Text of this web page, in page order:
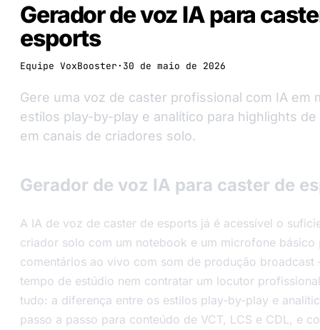
Gerador de voz IA para
esports
Equipe VoxBooster · 30 de maio de 2026
Gere uma voz de caster profissional com IA em
estilos play-by-play e analítico para highlights de
em canais de criadores solo.
Gerador de voz IA para caster de
A IA de voz de caster de esports já é acessível o
criador solo com um notebook e um microfone básico
comentários ao vivo com som de produção
tempo de estúdio nem contratar um locutor
tudo: a diferença entre os estilos play-by-play e
passo a passo para conteúdo de VCT, LCS e CDL, e